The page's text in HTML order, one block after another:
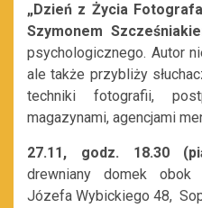
„Dzień z Życia
Szymonem
psychologicznego. Autor
ale także przybliży
techniki fotografii,
magazynami, agencjami
27.11, godz. 18.30
drewniany domek obok
Józefa Wybickiego 48,